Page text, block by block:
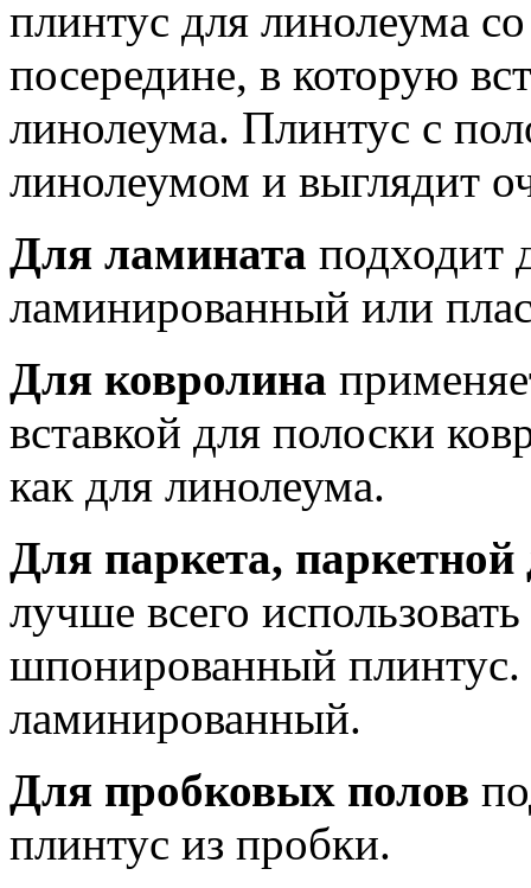
плинтус для линолеума
посередине, в которую
линолеума. Плинтус с
линолеумом и выглядит
Для ламината подходит
ламинированный или
Для ковролина
вставкой для полоски
как для линолеума.
Для паркета, паркетной
лучше всего
шпонированный
ламинированный.
Для пробковых полов
плинтус из пробки.